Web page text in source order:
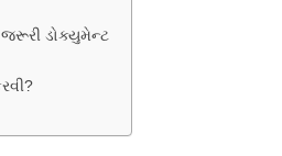
ડોક્યુમેન્ટ